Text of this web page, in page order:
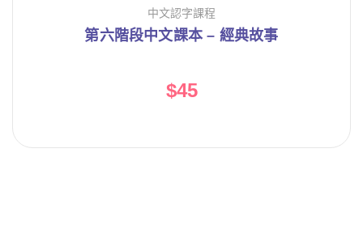
中文認字課程
第六階段中文課本 – 經典故事
$45